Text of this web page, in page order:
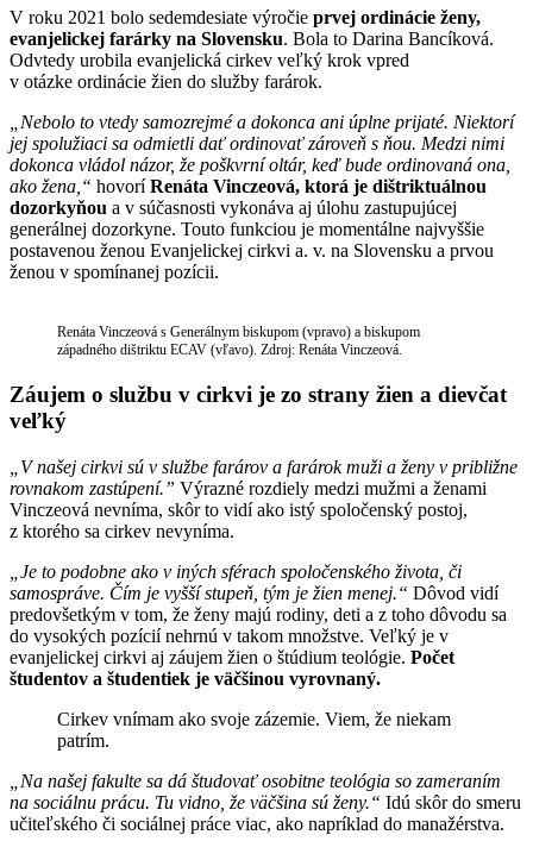
V roku 2021 bolo sedemdesiate výročie prvej ordinácie ženy,
evanjelickej farárky na Slovensku. Bola to Darina Bancíková.
Odvtedy urobila evanjelická cirkev veľký krok vpred
v otázke ordinácie žien do služby farárok.
„Nebolo to vtedy samozrejmé a dokonca ani úplne prijaté. Niektorí
jej spolužiaci sa odmietli dať ordinovať zároveň s ňou. Medzi nimi
dokonca vládol názor, že poškvrní oltár, keď bude ordinovaná ona,
ako žena,“ hovoríRenáta Vinczeová, ktorá je dištriktuálnou
dozorkyňou a v súčasnosti vykonáva aj úlohu zastupujúcej
generálnej dozorkyne. Touto funkciou je momentálne najvyššie
postavenou ženou Evanjelickej cirkvi a. v. na Slovensku a prvou
ženou v spomínanej pozícii.
Renáta Vinczeová s Generálnym biskupom (vpravo) a biskupom
západného dištriktu ECAV (vľavo). Zdroj: Renáta Vinczeová.
Záujem o službu v cirkvi je zo strany žien a dievčat
veľký
„V našej cirkvi sú v službe farárov a farárok muži a ženy v približne
rovnakom zastúpení.” Výrazné rozdiely medzi mužmi a ženami
Vinczeová nevníma, skôr to vidí ako istý spoločenský postoj,
z ktorého sa cirkev nevyníma.
„Je to podobne ako v iných sférach spoločenského života, či
samospráve. Čím je vyšší stupeň, tým je žien menej.“ Dôvod vidí
predovšetkým v tom, že ženy majú rodiny, deti a z toho dôvodu sa
do vysokých pozícií nehrnú v takom množstve. Veľký je v
evanjelickej cirkvi aj záujem žien o štúdium teológie. Počet
študentov a študentiek je väčšinou vyrovnaný.
Cirkev vnímam ako svoje zázemie. Viem, že niekam
patrím.
„Na našej fakulte sa dá študovať osobitne teológia so zameraním
na sociálnu prácu. Tu vidno, že väčšina sú ženy.“ Idú skôr do smeru
učiteľského či sociálnej práce viac, ako napríklad do manažérstva.